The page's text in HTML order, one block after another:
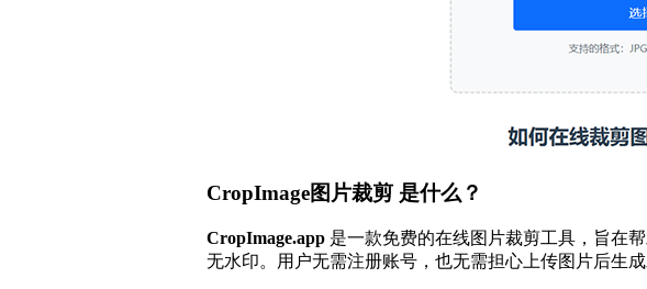
CropImage图片裁剪 是什么？
CropImage.app 是一款免费的在线图片裁剪工具，旨在
无水印。用户无需注册账号，也无需担心上传图片后生